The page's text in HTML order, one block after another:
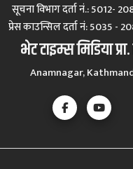
सूचना विभाग दर्ता नं.: 5012-
प्रेस काउन्सिल दर्ता नं‍: 5035 -
भेट टाइम्स मिडिया
Anamnagar,